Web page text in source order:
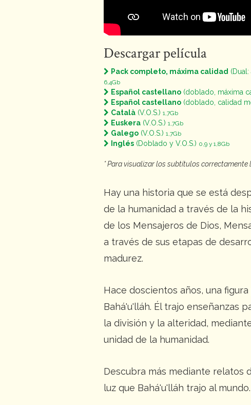
Descargar película
Pack completo, máxima calidad
6,4Gb
Español castellano (doblado, máxima
Español castellano (doblado, calidad
Català (V.O.S.) 1,7Gb
Euskera (V.O.S.) 1,7Gb
Galego (V.O.S.) 1,7Gb
Inglés (Doblado y V.O.S.) 0,9 y 1,8Gb
* Para visualizar los subtítulos
Hay una historia que se está
de la humanidad a través de la
de los Mensajeros de Dios,
a través de sus etapas de
madurez.
Hace doscientos años, una
Bahá'u'lláh. Él trajo enseñanzas
la división y la alteridad,
unidad de la humanidad.
Descubra más mediante relatos
luz que Bahá'u'lláh trajo al mundo.